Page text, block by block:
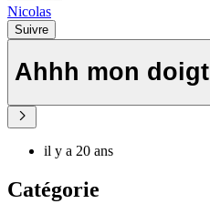
Nicolas
Suivre
Ahhh mon doigt
il y a 20 ans
Catégorie